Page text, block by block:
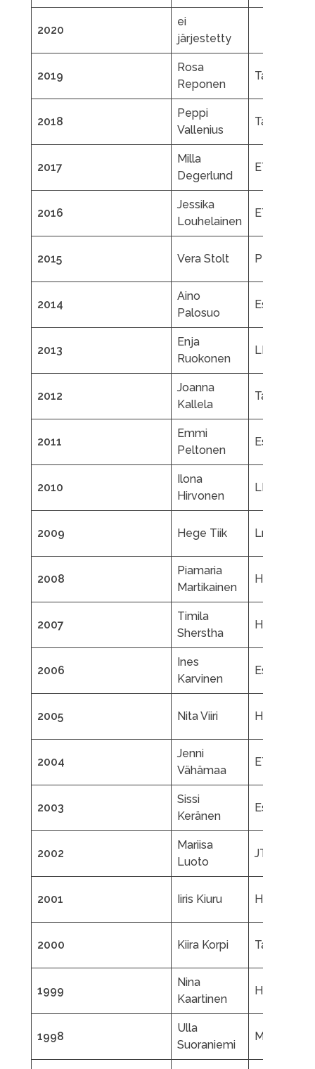
2020
ei
järjestetty
2019
Rosa
Reponen
TapTL
2018
Peppi
Vallenius
TapTL
2017
Milla
Degerlund
ETK
2016
Jessika
Louhelainen
ETK
2015 Vera Stolt PTL
2014
Aino
Palosuo
EsJT
2013
Enja
Ruokonen
LL
2012
Joanna
Kallela
TapTL
2011
Emmi
Peltonen
EsJT
2010
Ilona
Hirvonen
LL
2009 Hege Tiik LrTL
2008
Piamaria
Martikainen
HL
2007
Timila
Sherstha
HTK
2006
Ines
Karvinen
EsJT
2005 Nita Viiri HL
2004
Jenni
Vähämaa
ETK
2003
Sissi
Keränen
EsJT
2002
Mariisa
Luoto
JTL
2001 Iiris Kiuru HyTL
2000 Kiira Korpi Tappara
1999
Nina
Kaartinen
HL
1998
Ulla
Suoraniemi
MTK